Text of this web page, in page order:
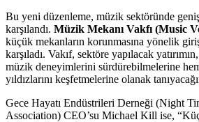
Bu yeni düzenleme, müzik sektöründe
karşılandı. Müzik Mekanı Vakfı (Music
küçük mekanların korunmasına yönelik
karşıladı. Vakıf, sektöre yapılacak
müzik deneyimlerini sürdürebilmelerine
yıldızlarını keşfetmelerine olanak
Gece Hayatı Endüstrileri Derneği (Night
Association) CEO’su Michael Kill ise,